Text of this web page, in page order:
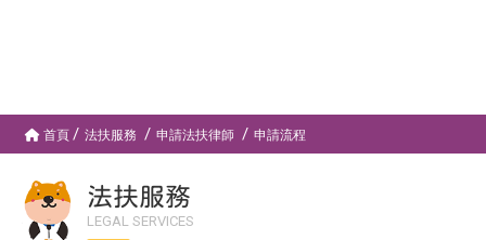
首頁 法扶服務 申請法扶律師 申請流程
法扶服務
LEGAL SERVICES